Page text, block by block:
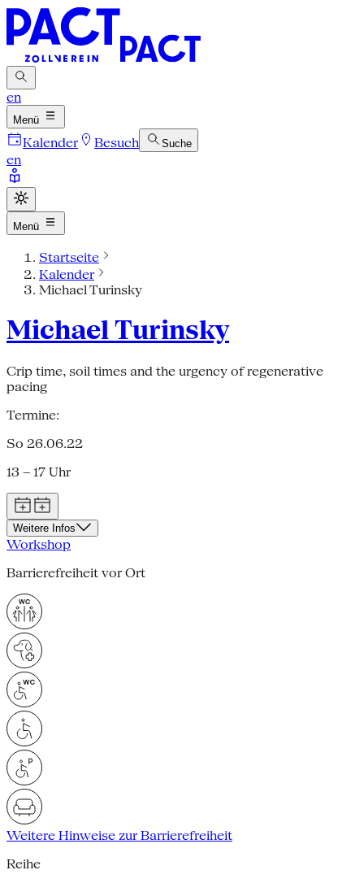
en
Menü
Kalender Besuch Suche
en
Menü
Startseite
Kalender
Michael Turinsky
Michael Turinsky
Crip time, soil times and the urgency of regenerative
pacing
Termine:
So 26.06.22
13 – 17 Uhr
Weitere Infos
Workshop
Barrierefreiheit vor Ort
Weitere Hinweise zur Barrierefreiheit
Reihe